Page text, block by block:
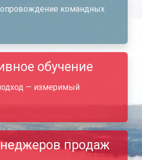
командных
обучение
— измеримый
продаж